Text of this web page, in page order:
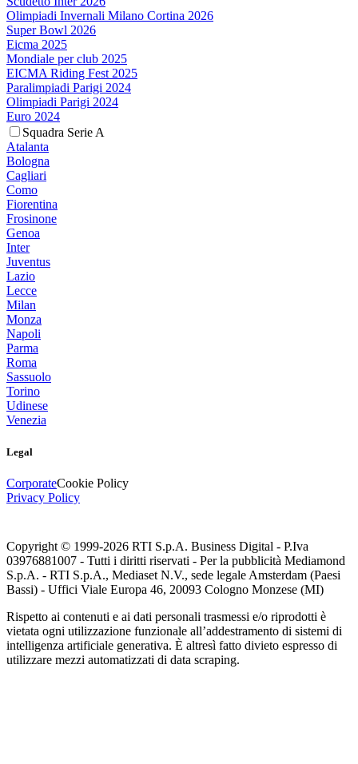
Olimpiadi Invernali Milano Cortina 2026
Super Bowl 2026
Eicma 2025
Mondiale per club 2025
EICMA Riding Fest 2025
Paralimpiadi Parigi 2024
Olimpiadi Parigi 2024
Euro 2024
Squadra Serie A
Atalanta
Bologna
Cagliari
Como
Fiorentina
Frosinone
Genoa
Inter
Juventus
Lazio
Lecce
Milan
Monza
Napoli
Parma
Roma
Sassuolo
Torino
Udinese
Venezia
Legal
CorporateCookie Policy
Privacy Policy
Copyright © 1999-2026 RTI S.p.A. Business Digital - P.Iva
03976881007 - Tutti i diritti riservati - Per la pubblicità Mediamond
S.p.A. - RTI S.p.A., Mediaset N.V., sede legale Amsterdam (Paesi
Bassi) - Uffici Viale Europa 46, 20093 Cologno Monzese (MI)
Rispetto ai contenuti e ai dati personali trasmessi e/o riprodotti è
vietata ogni utilizzazione funzionale all’addestramento di sistemi di
intelligenza artificiale generativa. È altresì fatto divieto espresso di
utilizzare mezzi automatizzati di data scraping.